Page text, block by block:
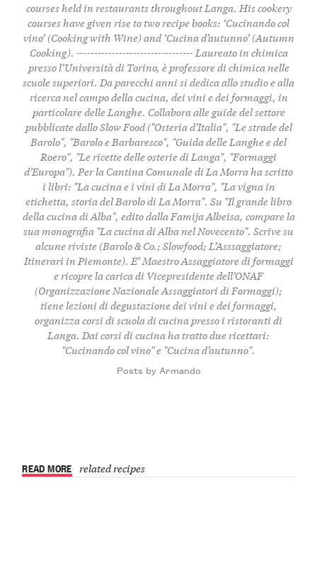
courses held in restaurants throughout Langa. His cookery
courses have given rise to two recipe books: ‘Cucinando col
vino’ (Cooking with Wine) and ‘Cucina d’autunno’ (Autumn
Cooking). --------------------------------- Laureato in chimica
presso l’Università di Torino, è professore di chimica nelle
scuole superiori. Da parecchi anni si dedica allo studio e alla
ricerca nel campo della cucina, dei vini e dei formaggi, in
particolare delle Langhe. Collabora alle guide del settore
pubblicate dallo Slow Food ("Osteria d’Italia", "Le strade del
Barolo", "Barolo e Barbaresco", "Guida delle Langhe e del
Roero", "Le ricette delle osterie di Langa", "Formaggi
d’Europa"). Per la Cantina Comunale di La Morra ha scritto
i libri: "La cucina e i vini di La Morra", "La vigna in
etichetta, storia del Barolo di La Morra". Su "Il grande libro
della cucina di Alba", edito dalla Famija Albeisa, compare la
sua monografia "La cucina di Alba nel Novecento". Scrive su
alcune riviste (Barolo & Co.; Slowfood; L’Asssaggiatore;
Itinerari in Piemonte). E’ Maestro Assaggiatore di formaggi
e ricopre la carica di Vicepresidente dell’ONAF
(Organizzazione Nazionale Assaggiatori di Formaggi);
tiene lezioni di degustazione dei vini e dei formaggi,
organizza corsi di scuola di cucina presso i ristoranti di
Langa. Dai corsi di cucina ha tratto due ricettari:
"Cucinando col vino" e "Cucina d’autunno".
Posts by Armando
READ MORE related recipes